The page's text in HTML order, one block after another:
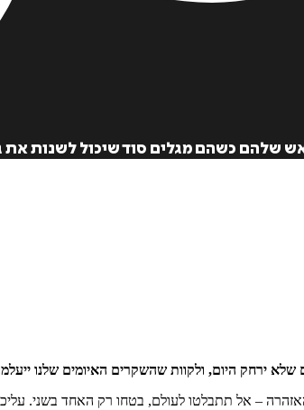
שלהם כשהם מגלים סוד שיכול לשנות את
שלא ירחק היום, ולקוות שהשקרים האיומים שלנו
– אל תתבלטו לעולם, בטחו רק האחד בשני.